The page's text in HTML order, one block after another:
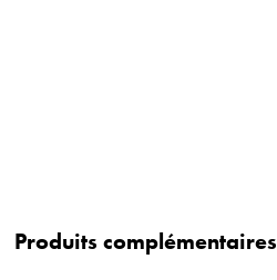
Produits complémentaires